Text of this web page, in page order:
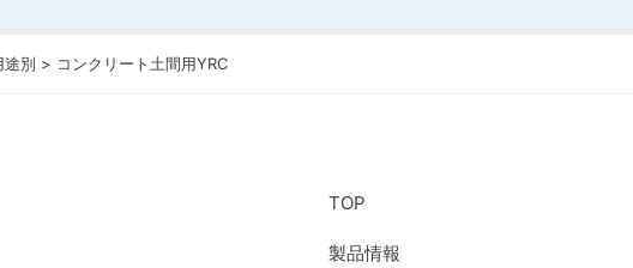
途別 > コンクリート土間用YRC
TOP
製品情報